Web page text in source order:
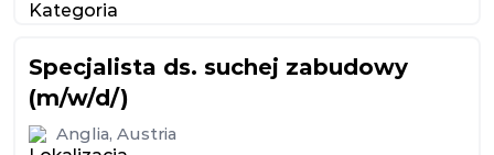
Specjalista ds. suchej zabudowy
(m/w/d/)
Anglia, Austria